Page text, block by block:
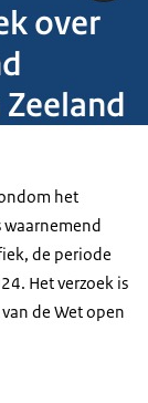
over
het
waarnemend
de periode
Het verzoek is
de Wet open